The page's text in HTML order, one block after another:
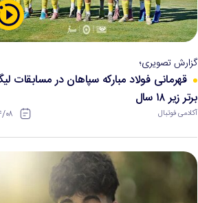
گزارش تصویری؛
قهرمانی فولاد مبارکه سپاهان در مسابقات
برتر زیر ۱۸ سال
آکادمی فوتبال